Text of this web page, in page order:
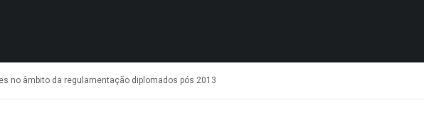
no âmbito da regulamentação diplomados pós 2013